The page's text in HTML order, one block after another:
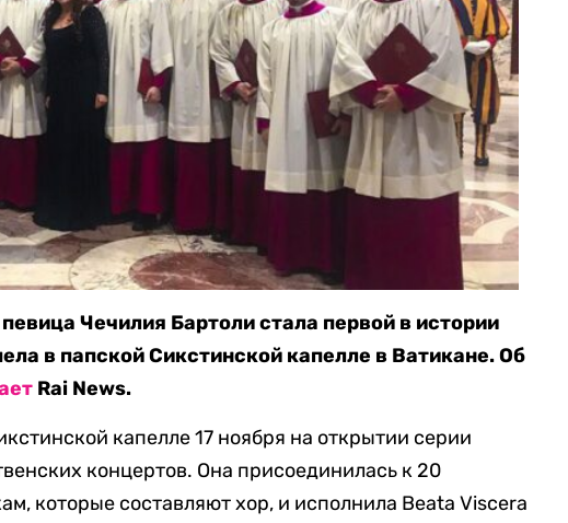
Чечилия Бартоли стала первой в истории
в папской Сикстинской капелле в Ватикане. Об
Rai News.
капелле 17 ноября на открытии серии
концертов. Она присоединилась к 20
которые составляют хор, и исполнила Beata Viscera